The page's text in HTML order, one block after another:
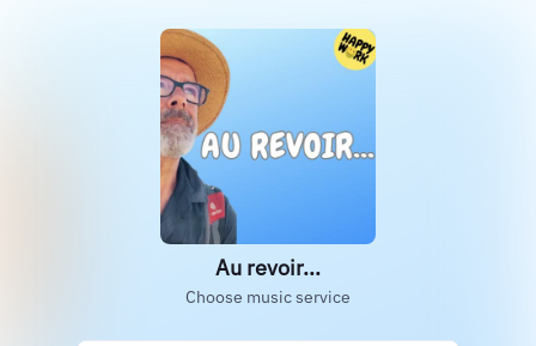
Au revoir...
Choose music service